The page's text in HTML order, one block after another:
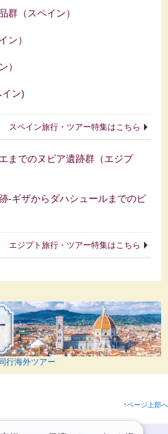
群（スペイン）
ン）
）
ン)
スペイン旅行・ツアー特集はこちら
までのヌビア遺跡群（エジプ
-ギザからダハシュールまでのピ
エジプト旅行・ツアー特集はこちら
行海外ツアー
↑ページ上部へ